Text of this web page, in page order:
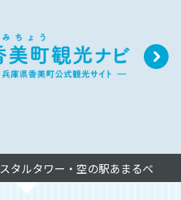
町
公
式
観
光
サ
イ N